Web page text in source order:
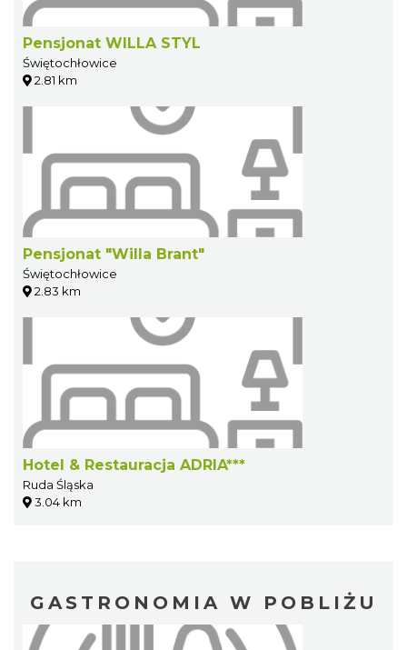
Pensjonat WILLA STYL
Świętochłowice
2.81 km
Pensjonat "Willa Brant"
Świętochłowice
2.83 km
Hotel & Restauracja ADRIA***
Ruda Śląska
3.04 km
GASTRONOMIA W POBLIŻU